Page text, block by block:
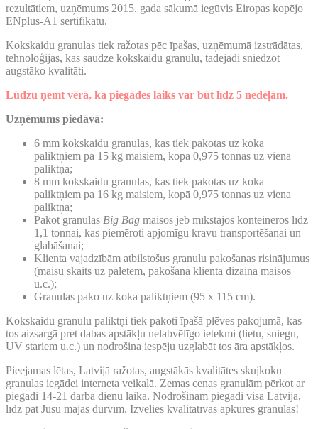
rezultātiem, uzņēmums 2015. gada sākumā iegūvis Eiropas kopējo
ENplus-A1 sertifikātu.
Kokskaidu granulas tiek ražotas pēc īpašas, uzņēmumā izstrādātas,
tehnoloģijas, kas saudzē kokskaidu granulu, tādejādi sniedzot
augstāko kvalitāti.
Lūdzu ņemt vērā, ka piegādes laiks var būt līdz 5 nedēļām.
Uzņēmums piedāvā:
6 mm kokskaidu granulas, kas tiek pakotas uz koka
paliktņiem pa 15 kg maisiem, kopā 0,975 tonnas uz viena
paliktņa;
8 mm kokskaidu granulas, kas tiek pakotas uz koka
paliktņiem pa 16 kg maisiem, kopā 0,975 tonnas uz viena
paliktņa;
Pakot granulas Big Bag maisos jeb mīkstajos konteineros līdz
1,1 tonnai, kas piemēroti apjomīgu kravu transportēšanai un
glabāšanai;
Klienta vajadzībām atbilstošus granulu pakošanas risinājumus
(maisu skaits uz paletēm, pakošana klienta dizaina maisos
u.c.);
Granulas pako uz koka paliktņiem (95 x 115 cm).
Kokskaidu granulu paliktņi tiek pakoti īpašā plēves pakojumā, kas
tos aizsargā pret dabas apstākļu nelabvēlīgo ietekmi (lietu, sniegu,
UV stariem u.c.) un nodrošina iespēju uzglabāt tos āra apstākļos.
Pieejamas lētas, Latvijā ražotas, augstākās kvalitātes skujkoku
granulas iegādei interneta veikalā. Zemas cenas granulām pērkot ar
piegādi 14-21 darba dienu laikā. Nodrošinām piegādi visā Latvijā,
līdz pat Jūsu mājas durvīm. Izvēlies kvalitatīvas apkures granulas!